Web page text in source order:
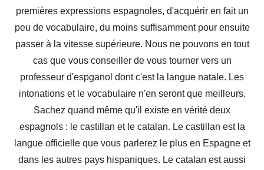
premières expressions espagnoles, d'acquérir en fait un
peu de vocabulaire, du moins suffisamment pour ensuite
passer à la vitesse supérieure. Nous ne pouvons en tout
cas que vous conseiller de vous tourner vers un
professeur d'espganol dont c'est la langue natale. Les
intonations et le vocabulaire n'en seront que meilleurs.
Sachez quand même qu'il existe en vérité deux
espagnols : le castillan et le catalan. Le castillan est la
langue officielle que vous parlerez le plus en Espagne et
dans les autres pays hispaniques. Le catalan est aussi